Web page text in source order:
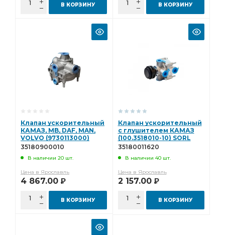
В КОРЗИНУ В КОРЗИНУ
Клапан ускорительный
КАМАЗ, MB, DAF, MAN,
VOLVO (9730113000)
SORL 35180900010
35180900010
В наличии 20 шт.
Цена в Ярославль
4 867.00 Р
В КОРЗИНУ
Клапан ускорительный
с глушителем КАМАЗ
(100.3518010-10) SORL
35180011620
35180011620
В наличии 40 шт.
Цена в Ярославль
2 157.00 Р
В КОРЗИНУ